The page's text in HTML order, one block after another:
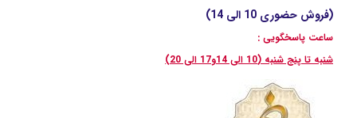
(فروش حضوری 10 الی 14)
ساعت پاسخگویی :
شنبه تا پنج شنبه (10 الی 14و17 الی 20)